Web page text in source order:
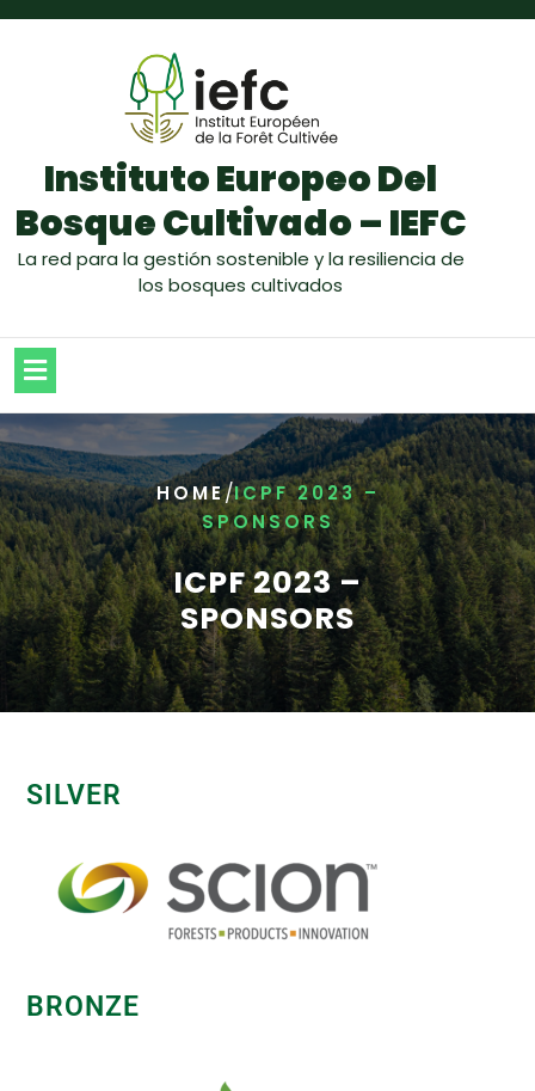
Instituto Europeo Del
Bosque Cultivado – IEFC
La red para la gestión sostenible y la resiliencia de
los bosques cultivados
HOME/ICPF 2023 –
SPONSORS
ICPF 2023 –
SPONSORS
SILVER
BRONZE